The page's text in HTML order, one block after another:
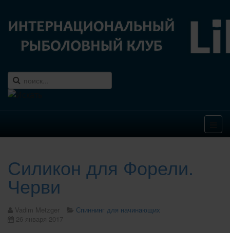
Силикон для Форели.
Черви
Vadim Metzger
Спиннинг для начинающих
26 января 2017